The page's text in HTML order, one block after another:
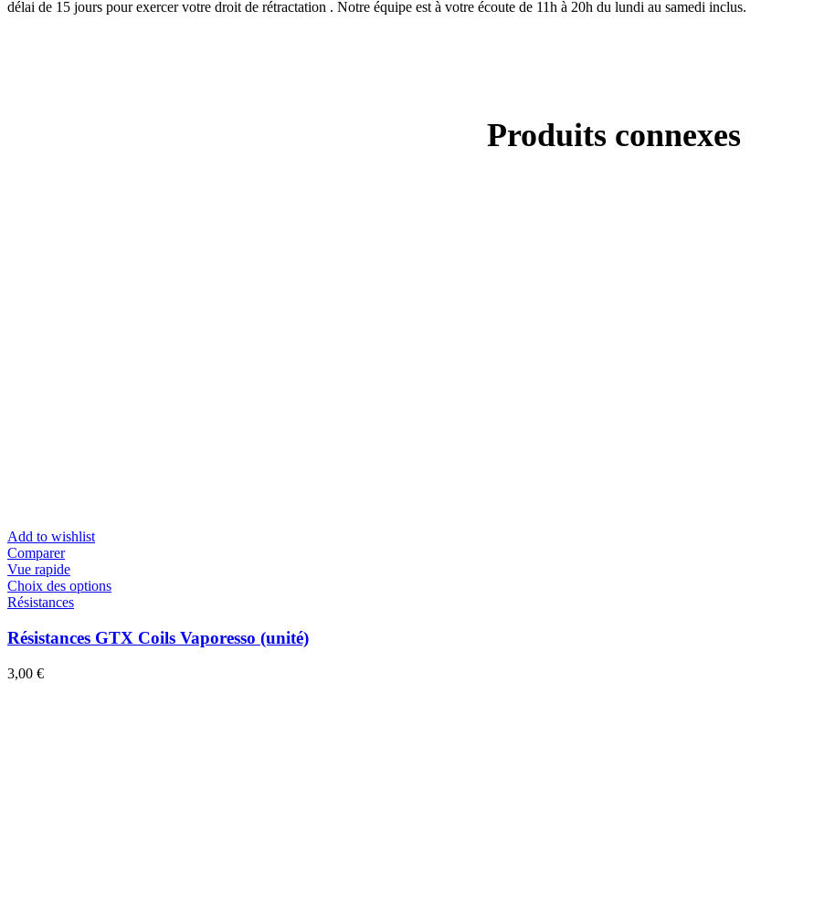
délai de 15 jours pour exercer votre droit de rétractation . Notre équipe est à votre écoute de 11h à 20h du lundi au samedi inclus.
Produits connexes
Add to wishlist
Comparer
Vue rapide
Choix des options
Résistances
Résistances GTX Coils Vaporesso (unité)
3,00 €